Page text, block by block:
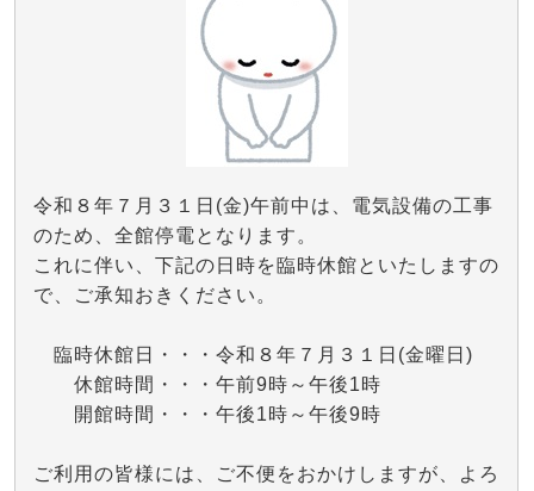
令和８年７月３１日(金)午前中は、電気設備の工事
のため、全館停電となります。
これに伴い、下記の日時を臨時休館といたしますの
で、ご承知おきください。
臨時休館日・・・令和８年７月３１日(金曜日)
休館時間・・・午前9時～午後1時
開館時間・・・午後1時～午後9時
ご利用の皆様には、ご不便をおかけしますが、よろ